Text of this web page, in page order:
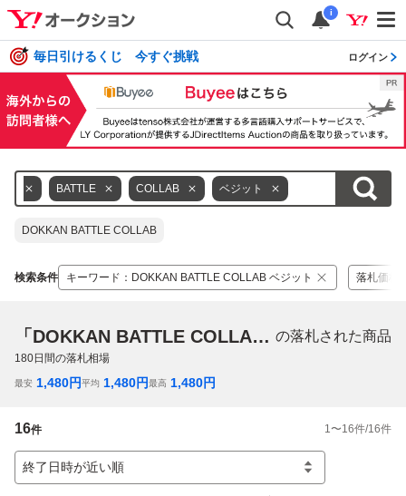
i
毎日引けるくじ 今すぐ挑戦 ログイン
BATTLE COLLAB ベジット
DOKKAN BATTLE COLLAB
検索条件 キーワード ： DOKKAN BATTLE COLLAB ベジット 落札価格
「DOKKAN BATTLE COLLAB ベジット」 の落札された商品
180日間の落札相場
最安 1,480円平均 1,480円最高 1,480円
16件 1 〜16件/16件
終了日時が近い順